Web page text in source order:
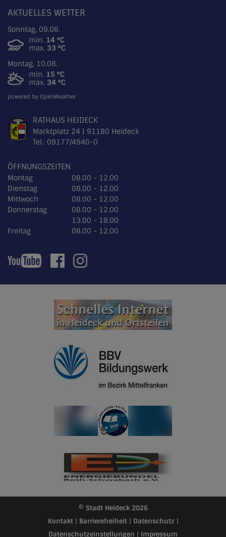
AKTUELLES WETTER
Sonntag, 09.08.
min. 14 °C
max. 33 °C
Montag, 10.08.
min. 15 °C
max. 34 °C
powered by OpenWeather
RATHAUS HEIDECK
Marktplatz 24 | 91180 Heideck
Tel.: 09177/4940-0
ÖFFNUNGSZEITEN
Montag
08.00 - 12.00
Dienstag
08.00 - 12.00
Mittwoch
08.00 - 12.00
Donnerstag
08.00 - 12.00
13.00 - 18.00
Freitag
08.00 - 12.00
© Stadt Heideck 2026
Kontakt| Barrierefreiheit| Datenschutz |
Datenschutzeinstellungen | Impressum